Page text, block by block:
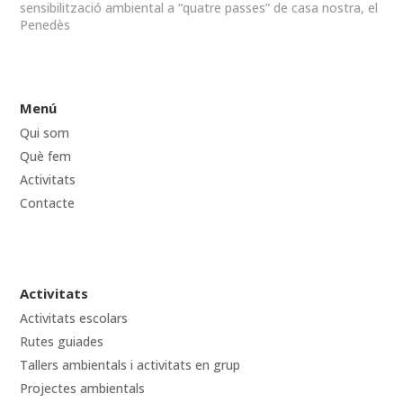
sensibilització ambiental a “quatre passes” de casa nostra, el
Penedès
Menú
Qui som
Què fem
Activitats
Contacte
Activitats
Activitats escolars
Rutes guiades
Tallers ambientals i activitats en grup
Projectes ambientals